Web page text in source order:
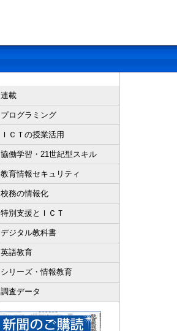
連載
プログラミング
ＩＣＴの授業活用
協働学習・21世紀型スキル
教育情報セキュリティ
校務の情報化
特別支援とＩＣＴ
デジタル教科書
英語教育
シリーズ・情報教育
調査データ